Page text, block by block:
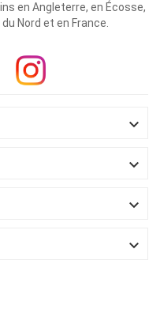
en Angleterre, en Écosse,
Nord et en France.



